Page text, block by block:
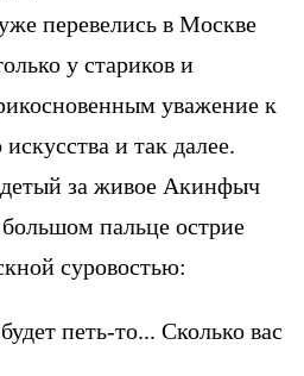
перевелись в Москве
у стариков и
уважение к
и так далее.
за живое Акинфыч
пальце острие
суровостью:
петь-то... Сколько вас